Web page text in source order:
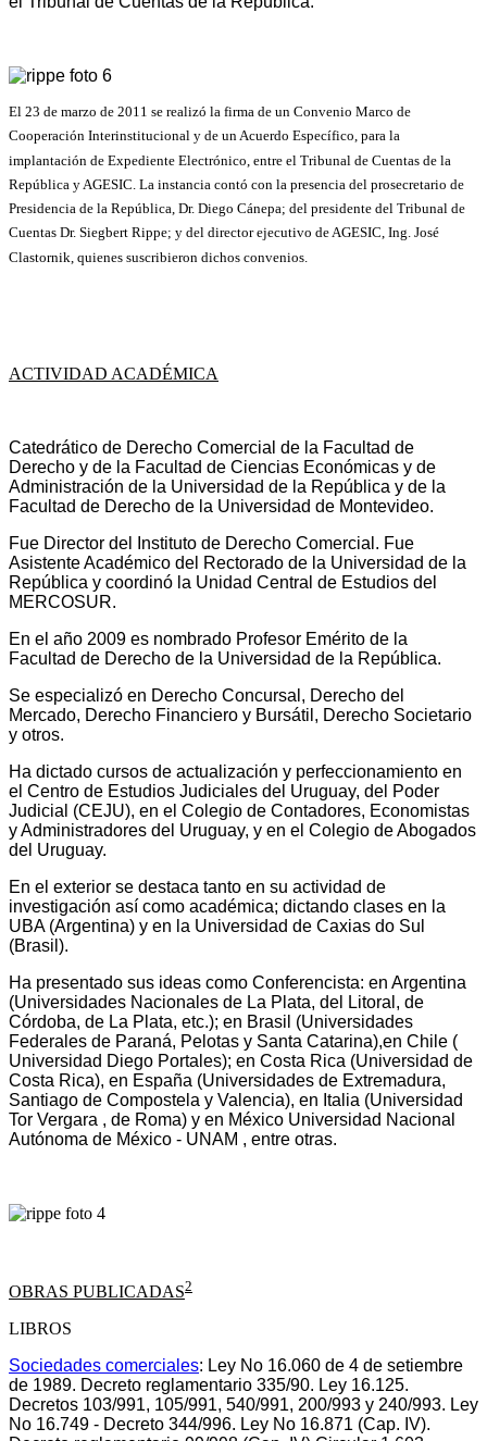
El 23 de marzo de 2011 se realizó la firma de un Convenio Marco de
Cooperación Interinstitucional y de un Acuerdo Específico, para la
implantación de Expediente Electrónico, entre el Tribunal de Cuentas de la
República y AGESIC. La instancia contó con la presencia del prosecretario de
Presidencia de la República, Dr. Diego Cánepa; del presidente del Tribunal de
Cuentas Dr. Siegbert Rippe; y del director ejecutivo de AGESIC, Ing. José
Clastornik, quienes suscribieron dichos convenios.
ACTIVIDAD ACADÉMICA
Catedrático de Derecho Comercial de la Facultad de
Derecho y de la Facultad de Ciencias Económicas y de
Administración de la Universidad de la República y de la
Facultad de Derecho de la Universidad de Montevideo.
Fue Director del Instituto de Derecho Comercial. Fue
Asistente Académico del Rectorado de la Universidad de la
República y coordinó la Unidad Central de Estudios del
MERCOSUR.
En el año 2009 es nombrado Profesor Emérito de la
Facultad de Derecho de la Universidad de la República.
Se especializó en Derecho Concursal, Derecho del
Mercado, Derecho Financiero y Bursátil, Derecho Societario
y otros.
Ha dictado cursos de actualización y perfeccionamiento en
el Centro de Estudios Judiciales del Uruguay, del Poder
Judicial (CEJU), en el Colegio de Contadores, Economistas
y Administradores del Uruguay, y en el Colegio de Abogados
del Uruguay.
En el exterior se destaca tanto en su actividad de
investigación así como académica; dictando clases en la
UBA (Argentina) y en la Universidad de Caxias do Sul
(Brasil).
Ha presentado sus ideas como Conferencista: en Argentina
(Universidades Nacionales de La Plata, del Litoral, de
Córdoba, de La Plata, etc.); en Brasil (Universidades
Federales de Paraná, Pelotas y Santa Catarina),en Chile (
Universidad Diego Portales); en Costa Rica (Universidad de
Costa Rica), en España (Universidades de Extremadura,
Santiago de Compostela y Valencia), en Italia (Universidad
Tor Vergara , de Roma) y en México Universidad Nacional
Autónoma de México - UNAM , entre otras.
OBRAS PUBLICADAS2
LIBROS
Sociedades comerciales: Ley No 16.060 de 4 de setiembre
de 1989. Decreto reglamentario 335/90. Ley 16.125.
Decretos 103/991, 105/991, 540/991, 200/993 y 240/993. Ley
No 16.749 - Decreto 344/996. Ley No 16.871 (Cap. IV).